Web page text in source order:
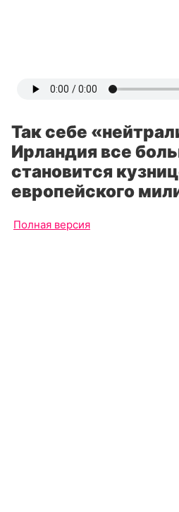
Так себе
Ирландия все
становится
европейского
Полная версия